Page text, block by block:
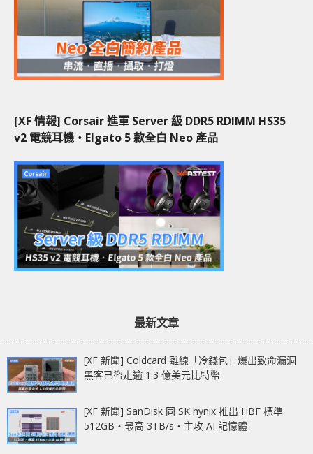
[XF 情報] Corsair 進軍 Server 級 DDR5 RDIMM HS35
v2 電競耳機‧Elgato 5 款全白 Neo 產品
最新文章
[XF 新聞] Coldcard 離線「冷錢包」爆出致命漏洞
黑客已盜走逾 1.3 億美元比特幣
[XF 新聞] SanDisk 同 SK hynix 推出 HBF 標準
512GB‧最高 3TB/s‧主攻 AI 記憶體